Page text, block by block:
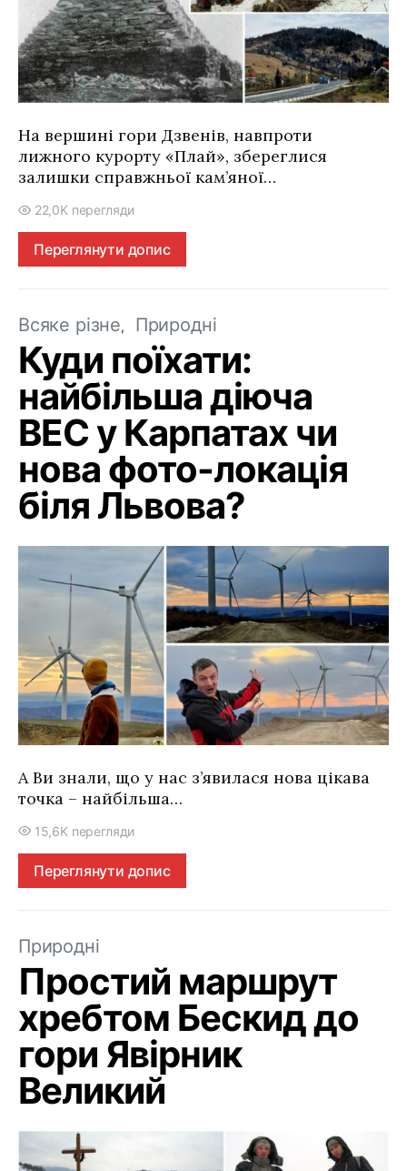
На вершині гори Дзвенів, навпроти
лижного курорту «Плай», збереглися
залишки справжньої кам’яної…
22,0K перегляди
Переглянути допис
Всяке різне Природні
Куди поїхати:
найбільша діюча
ВЕС у Карпатах чи
нова фото-локація
біля Львова?
А Ви знали, що у нас з’явилася нова цікава
точка – найбільша…
15,6K перегляди
Переглянути допис
Природні
Простий маршрут
хребтом Бескид до
гори Явірник
Великий